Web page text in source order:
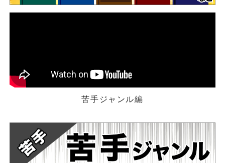
苦手ジャンル編